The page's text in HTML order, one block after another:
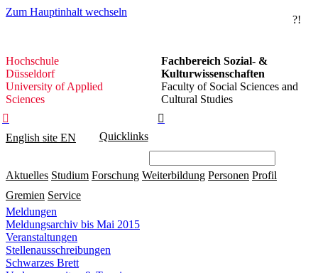
Zum Hauptinhalt wechseln
?!
Hochschule
Düsseldorf
Hochschule
Düsseldorf
University of Applied
Sciences
Fachbereich Sozial- &
Kulturwissenschaften
Faculty of Social Sciences and
Cultural Studies


English site EN Quicklinks
Aktuelles Studium Forschung Weiterbildung Personen Profil
Gremien Service
Meldungen
Meldungsarchiv bis Mai 2015
Veranstaltungen
Stellenausschreibungen
Schwarzes Brett